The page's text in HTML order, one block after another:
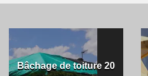
Bâchage de toiture 20